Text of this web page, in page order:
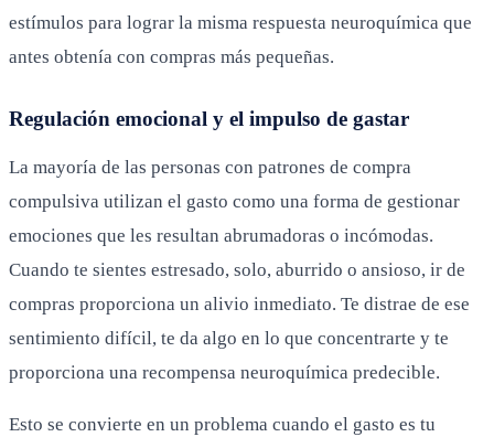
estímulos para lograr la misma respuesta neuroquímica que
antes obtenía con compras más pequeñas.
Regulación emocional y el impulso de gastar
La mayoría de las personas con patrones de compra
compulsiva utilizan el gasto como una forma de gestionar
emociones que les resultan abrumadoras o incómodas.
Cuando te sientes estresado, solo, aburrido o ansioso, ir de
compras proporciona un alivio inmediato. Te distrae de ese
sentimiento difícil, te da algo en lo que concentrarte y te
proporciona una recompensa neuroquímica predecible.
Esto se convierte en un problema cuando el gasto es tu